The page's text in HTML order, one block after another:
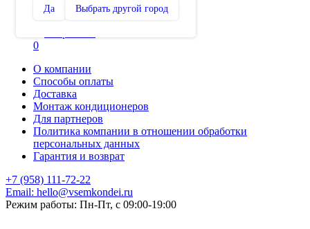
Да Выбрать другой город
Сравнение
0
О компании
Способы оплаты
Доставка
Монтаж кондиционеров
Для партнеров
Политика компании в отношении обработки
персональных данных
Гарантия и возврат
+7 (958) 111-72-22
Email: hello@vsemkondei.ru
Режим работы: Пн-Пт, с 09:00-19:00